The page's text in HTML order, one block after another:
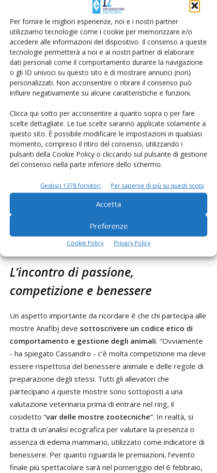
Per fornire le migliori esperienze, noi e i nostri partner
utilizziamo tecnologie come i cookie per memorizzare e/o
accedere alle informazioni del dispositivo. Il consenso a queste
tecnologie permetterà a noi e ai nostri partner di elaborare
dati personali come il comportamento durante la navigazione
o gli ID univoci su questo sito e di mostrare annunci (non)
personalizzati. Non acconsentire o ritirare il consenso può
influire negativamente su alcune caratteristiche e funzioni.
Clicca qui sotto per acconsentire a quanto sopra o per fare
scelte dettagliate. Le tue scelte saranno applicate solamente a
questo sito. È possibile modificare le impostazioni in qualsiasi
momento, compreso il ritiro del consenso, utilizzando i
pulsanti della Cookie Policy o cliccando sul pulsante di gestione
del consenso nella parte inferiore dello schermo.
Gestisci 1378 fornitori Per saperne di più su questi scopi
Accetta
Preferenze
Cookie Policy Privacy Policy
Ha risposto Cassandro: “Tra queste tre razze, tutti gli
animali hanno un’elevata attitudine produttiva al latte.
Tuttavia, la differenza con la Jersey riguarda principalmente
ilcontenuto di grasso e proteina, che è molto più
elevato rispetto alle altre due razze, e la dimensione
dell’animale: la Jersey ha unastaturadecisamente
inferiore".
leggermente inferiore, e uncontenuto proteicomigliore
rispetto alla Holstein, perché è stata selezionata anche per
aspetti casearinel tempo, in particolare per il contenuto
di caseina.
Morfologicamente tutti questi animali devono comunque
ampiezza dell’anteriore elevata e correttezza
dell’apparato mammario, che varia nelle dimensioni tra le
razze ma mantiene caratteristiche simili. Quindi,
indipendentemente dalla razza, la selezione per il bovino
da latte è molto convergente e simile".
L’incontro di passione,
competizione e benessere
Un aspetto importante da ricordare è che chi partecipa alle
mostre Anafibj deve sottoscrivere un codice etico di
comportamento e gestione degli animali. "Ovviamente
- ha spiegato Cassandro - c’è molta competizione ma deve
essere rispettosa del benessere animale e delle regole di
preparazione degli stessi. Tutti gli allevatori che
partecipano a queste mostre sono sottoposti a una
valutazione veterinaria prima di entrare nel ring, il
cosidetto “var delle mostre zootecniche”. In realtà, si
tratta di un’analisi ecografica per valutare la presenza o
assenza di edema mammario, utilizzato come indicatore di
benessere. Per quanto riguarda le premiazioni, l’evento
finale più spettacolare sarà nel pomeriggio del 6 febbraio,